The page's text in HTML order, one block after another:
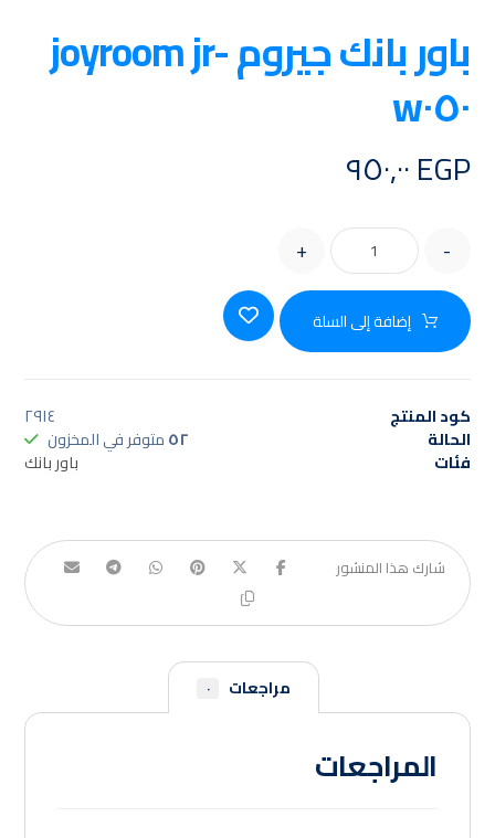
باور بانك جيروم joyroom jr-
w٠٥٠
EGP
-
+
إضافة إلى السلة
كود المنتج ٢٩١٤
الحالة ٥٢متوفر في المخزون
فئات باور بانك
مراجعات ٠
المراجعات